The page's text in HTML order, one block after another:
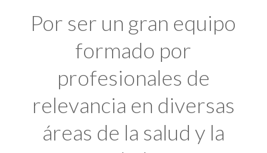
Por ser un gran equipo
formado por
profesionales de
relevancia en diversas
áreas de la salud y la